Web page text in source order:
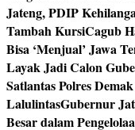
Jateng, PDIP
Tambah KursiCagub
Bisa ‘Menjual’ Jawa
Layak Jadi Calon
Satlantas Polres
LalulintasGubernur
Besar dalam